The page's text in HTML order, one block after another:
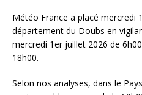
Météo France a placé mercredi
département du Doubs en
mercredi 1er juillet 2026 de
18h00.
Selon nos analyses, dans le